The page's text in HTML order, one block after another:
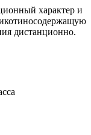
характер и
дистанционно.